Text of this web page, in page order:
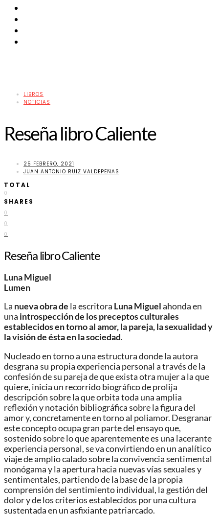
LIBROS
NOTICIAS
Reseña libro Caliente
25 FEBRERO, 2021
JUAN ANTONIO RUIZ VALDEPEÑAS
TOTAL
0
SHARES
0
0
0
Reseña libro Caliente
Luna Miguel
Lumen
La nueva obra de la escritora Luna Miguelahonda en
una introspección de los preceptos culturales
establecidos en torno al amor, la pareja, la sexualidad y
la visión de ésta en la sociedad.
Nucleado en torno a una estructura donde la autora
desgrana su propia experiencia personal a través de la
confesión de su pareja de que exista otra mujer a la que
quiere, inicia un recorrido biográfico de prolija
descripción sobre la que orbita toda una amplia
reflexión y notación bibliográfica sobre la figura del
amor y, concretamente en torno al poliamor. Desgranar
este concepto ocupa gran parte del ensayo que,
sostenido sobre lo que aparentemente es una lacerante
experiencia personal, se va convirtiendo en un analítico
viaje de amplio calado sobre la convivencia sentimental
monógama y la apertura hacia nuevas vías sexuales y
sentimentales, partiendo de la base de la propia
comprensión del sentimiento individual, la gestión del
dolor y de los criterios establecidos por una cultura
sustentada en un asfixiante patriarcado.